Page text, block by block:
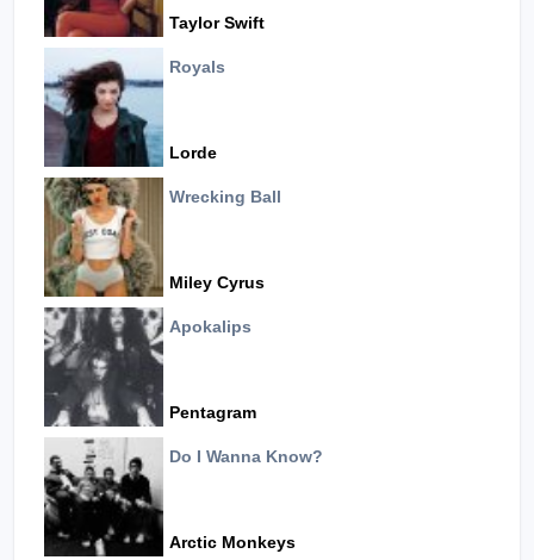
Taylor Swift
Royals
Lorde
Wrecking Ball
Miley Cyrus
Apokalips
Pentagram
Do I Wanna Know?
Arctic Monkeys